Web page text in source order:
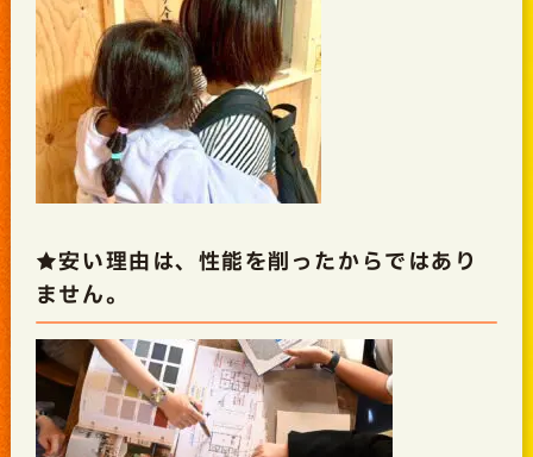
★安い理由は、性能を削ったからではあり
ません。